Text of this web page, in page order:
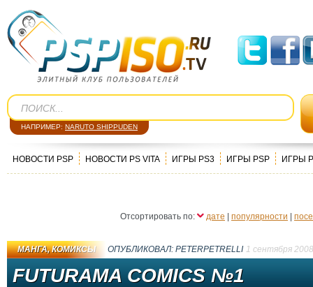
НАПРИМЕР: NARUTO SHIPPUDEN
НОВОСТИ PSP НОВОСТИ PS VITA ИГРЫ PS3 ИГРЫ PSP ИГРЫ
Отсортировать по: дате популярности
МАНГА, КОМИКСЫ ОПУБЛИКОВАЛ: PETERPETRELLI 1 сентября 2008
FUTURAMA COMICS №1